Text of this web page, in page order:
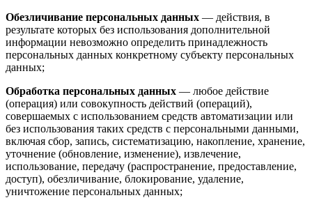
Обезличивание персональных данных — действия, в
результате которых без использования дополнительной
информации невозможно определить принадлежность
персональных данных конкретному субъекту персональных
данных;
Обработка персональных данных — любое действие
(операция) или совокупность действий (операций),
совершаемых с использованием средств автоматизации или
без использования таких средств с персональными данными,
включая сбор, запись, систематизацию, накопление, хранение,
уточнение (обновление, изменение), извлечение,
использование, передачу (распространение, предоставление,
доступ), обезличивание, блокирование, удаление,
уничтожение персональных данных;